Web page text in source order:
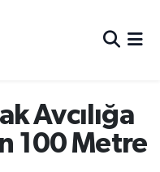
Avcılığa
100 Metre
Fikstür